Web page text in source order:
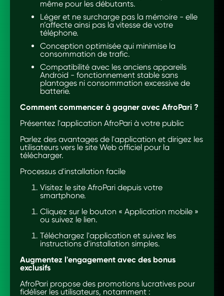
même pour les débutants.
Léger et ne surcharge pas la mémoire - elle
n’affecte ainsi pas la vitesse de votre
téléphone.
Conception optimisée qui minimise la
consommation de trafic.
Compatibilité avec les anciens appareils
Android - fonctionnement stable sans
plantages ni consommation excessive de
batterie.
Comment commencer à gagner avec AfroPari ?
Présentez l'application AfroPari à votre public
Parlez des avantages de l'application et dirigez les
utilisateurs vers le site Web officiel pour la
télécharger.
Processus d'installation facile
Visitez le site AfroPari depuis votre
smartphone.
Cliquez sur le bouton « Application mobile »
ou suivez le lien.
Téléchargez l'application et suivez les
instructions d'installation simples.
Augmentez l'engagement avec des bonus
exclusifs
AfroPari propose des promotions lucratives pour
fidéliser les utilisateurs, notamment :